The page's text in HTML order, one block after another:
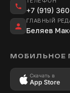
+7 (919)
ГЛАВНЫЙ
Беляев
МОБИЛЬНОЕ
Скачать в
App Store